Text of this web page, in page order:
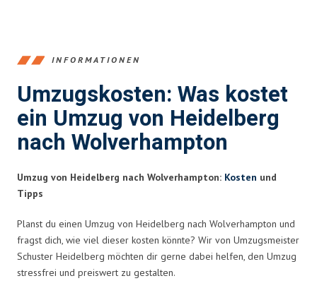
INFORMATIONEN
Umzugskosten: Was kostet
ein Umzug von Heidelberg
nach Wolverhampton
Umzug von Heidelberg nach Wolverhampton: Kosten und
Tipps
Planst du einen Umzug von Heidelberg nach Wolverhampton und
fragst dich, wie viel dieser kosten könnte? Wir von Umzugsmeister
Schuster Heidelberg möchten dir gerne dabei helfen, den Umzug
stressfrei und preiswert zu gestalten.